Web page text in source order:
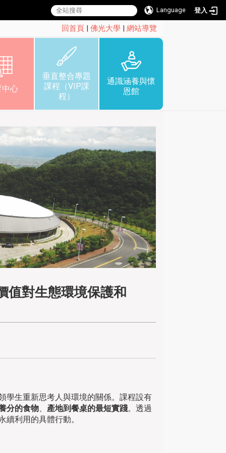
Language 登入
回首頁 | 佛光大學 | 網站導覽
中心
垂直整合專題
課程（VIP課
程）
通識涵養與懷
恩館
值對生態環境保護和
學生重新思考人與環境的關係。課程設有
分的食物
產地到餐桌的最短實踐。透過
利用的具體行動。